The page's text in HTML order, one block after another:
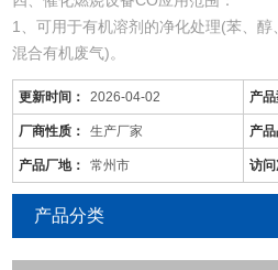
1、可用于有机溶剂的净化处理(苯、
混合有机废气)。
2、适用于电线、电缆、漆包线、机械
自行车、摩托车、发动机、磁带、塑
净化。
3、可用于各种烘道、印铁制罐、表面
理、皮鞋粘胶等烘干线，净化各工序
五、催化燃烧设备CO工艺原
更新时间： 2026-04-02 产品
厂商性质： 生产厂家 产品
产品厂地： 常州市 访问
产品分类